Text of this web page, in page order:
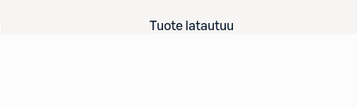
Tuote latautuu